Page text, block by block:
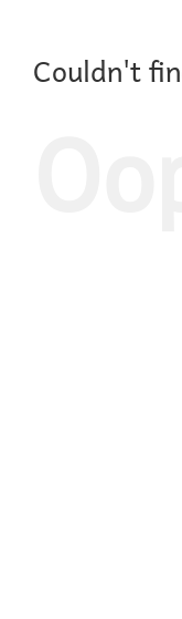
Couldn't